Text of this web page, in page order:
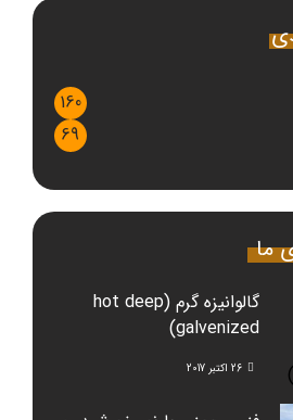
160
69
ما
گالوانیزه گرم (hot deep
galvenized)
26 اکتبر 2017